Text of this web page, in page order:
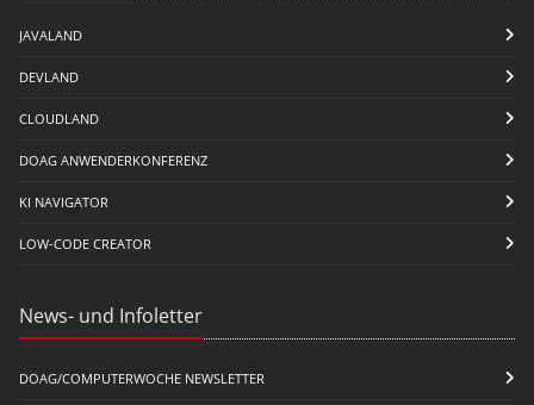
JAVALAND
DEVLAND
CLOUDLAND
DOAG ANWENDERKONFERENZ
KI NAVIGATOR
LOW-CODE CREATOR
News- und Infoletter
DOAG/COMPUTERWOCHE NEWSLETTER